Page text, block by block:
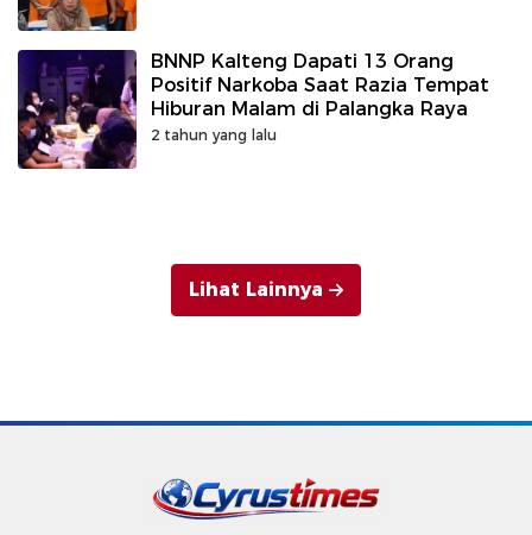
BNNP Kalteng Dapati 13 Orang
Positif Narkoba Saat Razia Tempat
Hiburan Malam di Palangka Raya
2 tahun yang lalu
Lihat Lainnya